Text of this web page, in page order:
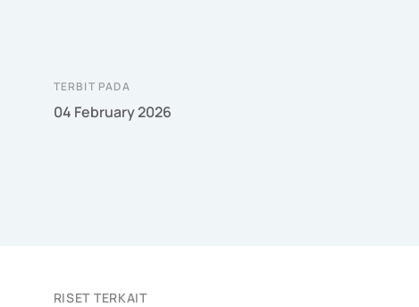
TERBIT PADA
04 February 2026
RISET TERKAIT